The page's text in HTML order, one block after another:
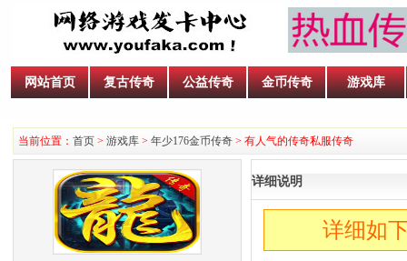
网站首页 复古传奇 公益传奇 金币传奇 游戏库
当前位置： 首页 > 游戏库 > 年少176金币传奇 > 有人气的传奇私服传奇
详细说明
详细如